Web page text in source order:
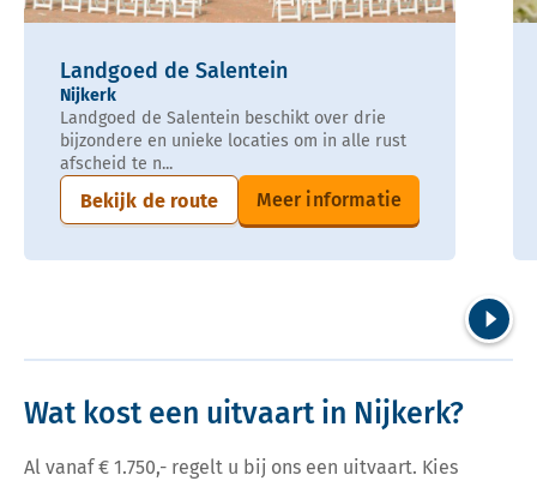
Landgoed de Salentein
Nijkerk
Landgoed de Salentein beschikt over drie
bijzondere en unieke locaties om in alle rust
afscheid te n...
Bekijk de route Meer informatie
Wat kost een uitvaart in Nijkerk?
Al vanaf € 1.750,- regelt u bij ons een uitvaart. Kies